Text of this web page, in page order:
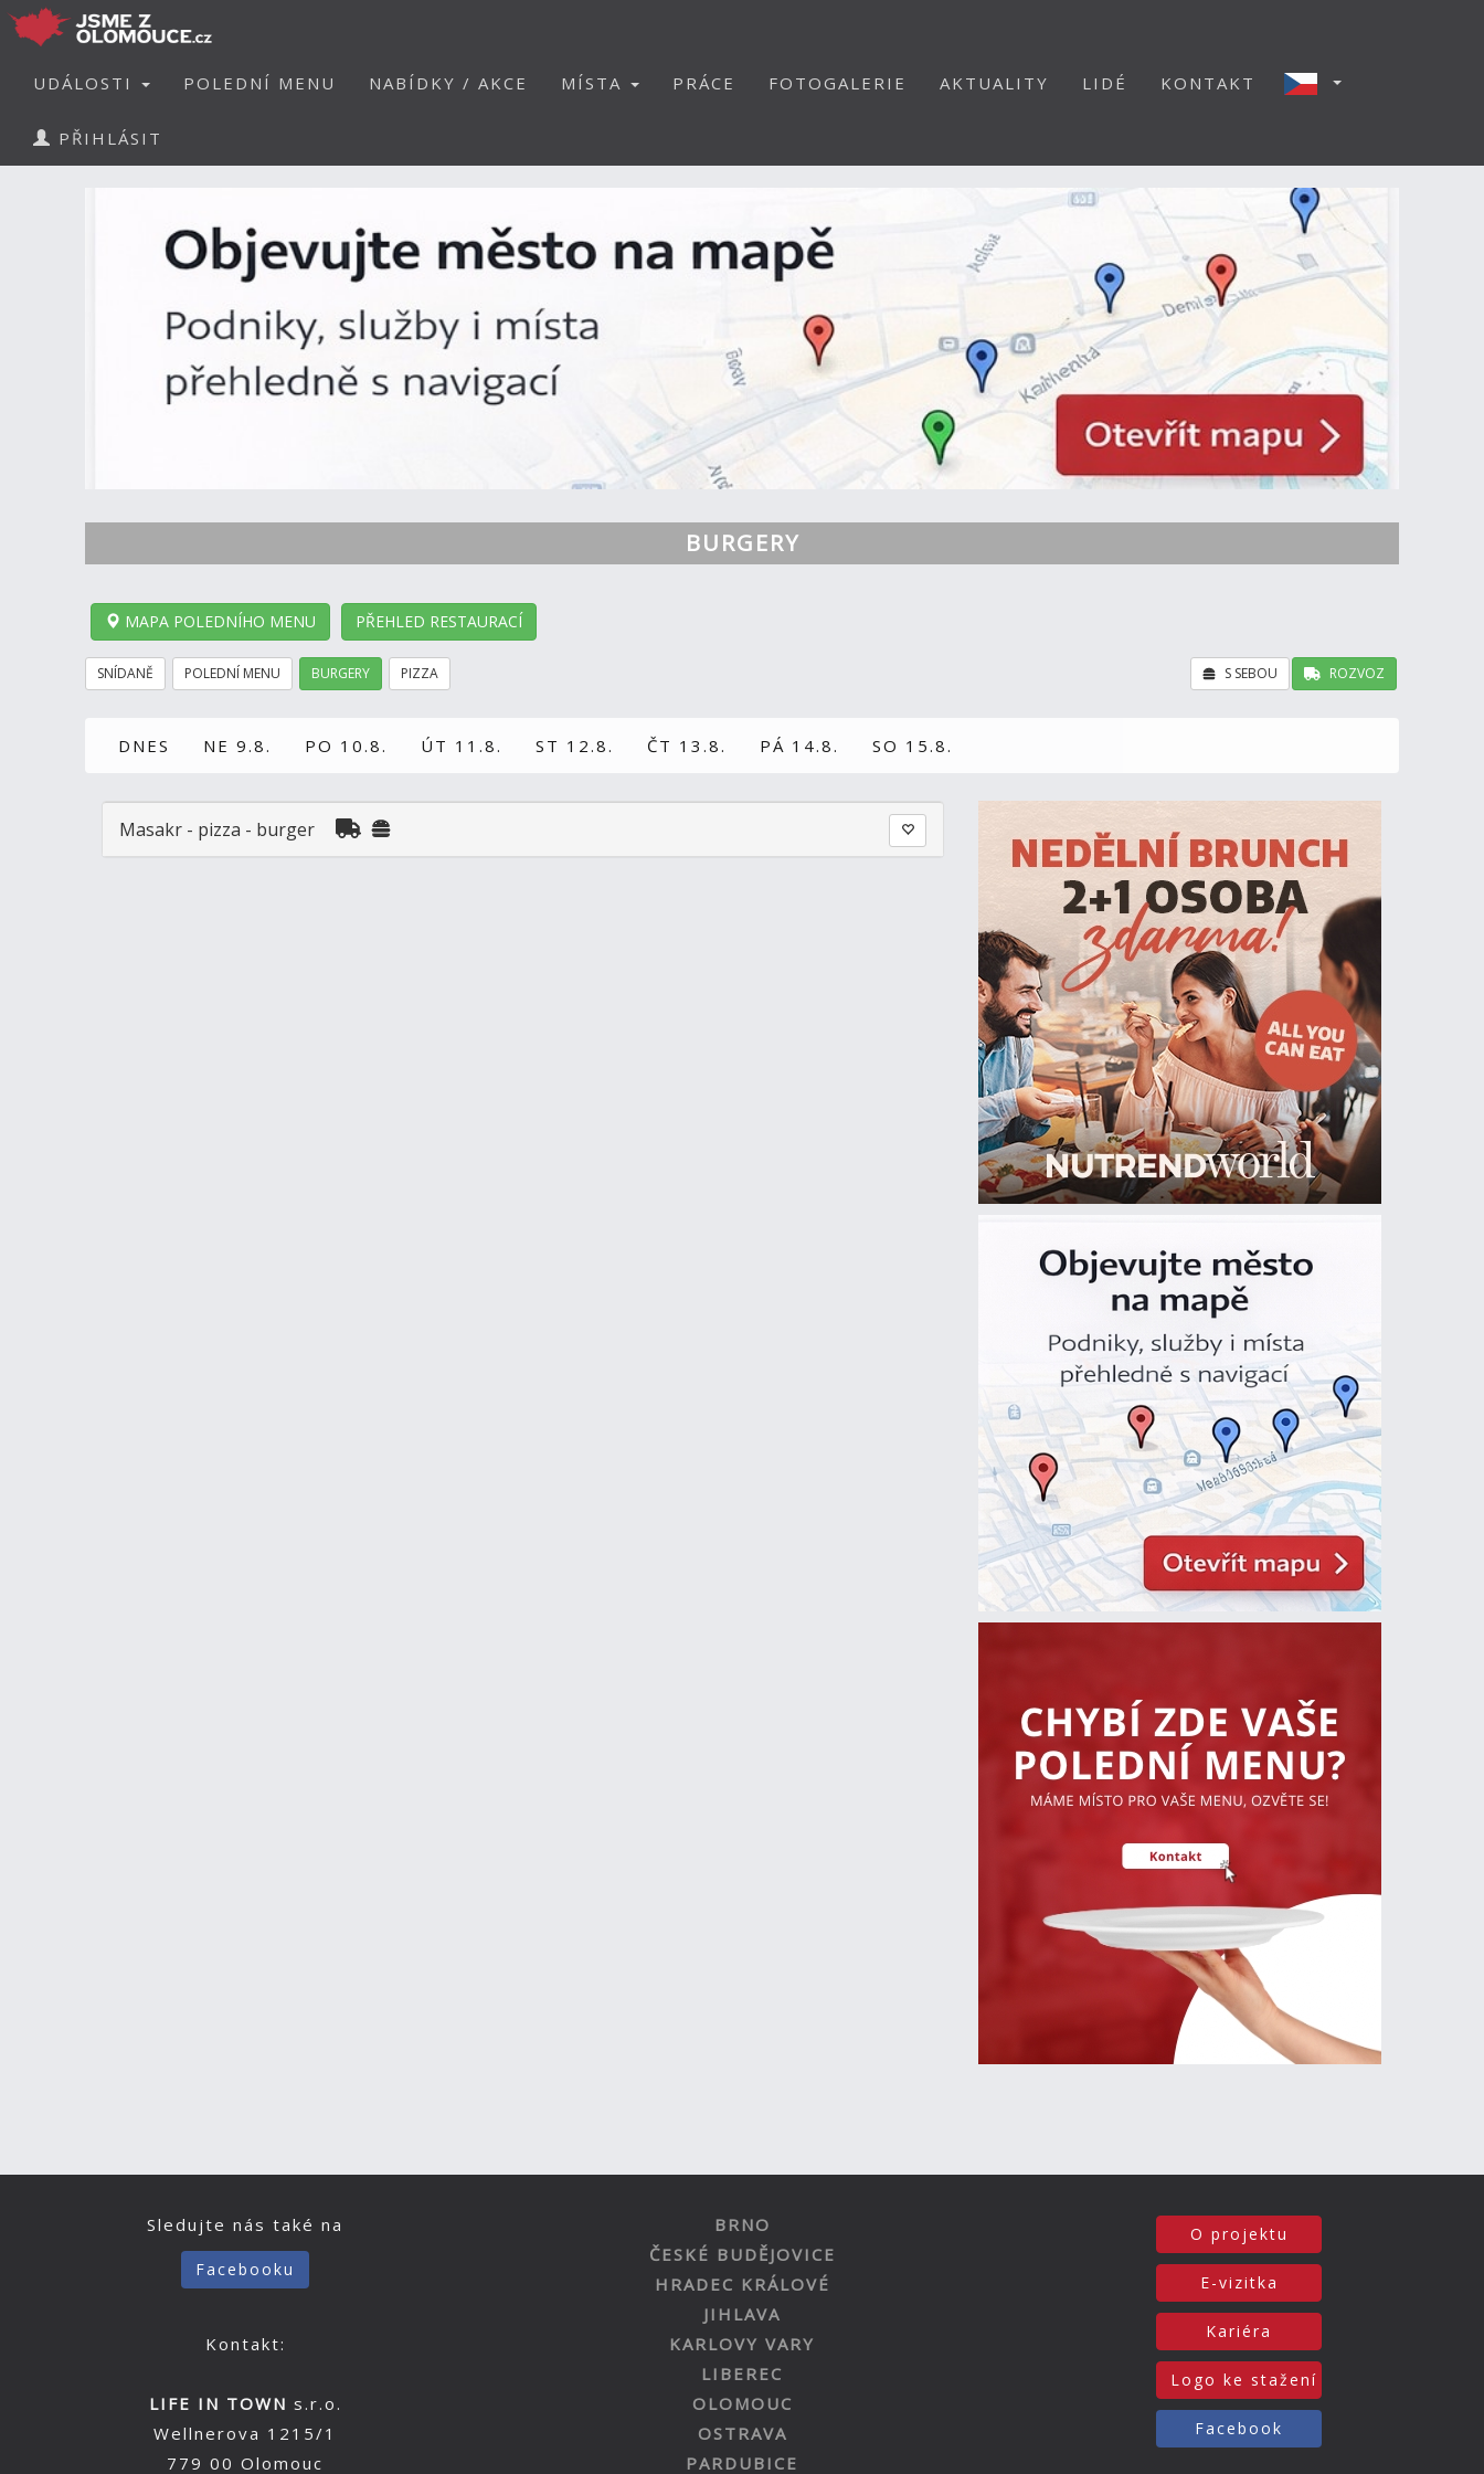
UDÁLOSTI POLEDNÍ MENU NABÍDKY / AKCE MÍSTA PRÁCE FOTOGALERIE AKTUALITY LIDÉ KONTAKT
PŘIHLÁSIT
BURGERY
MAPA POLEDNÍHO MENU PŘEHLED RESTAURACÍ
SNÍDANĚ POLEDNÍ MENU BURGERY PIZZA ROZVOZ
S SEBOU
DNES NE 9.8. PO 10.8. ÚT 11.8. ST 12.8. ČT 13.8. PÁ 14.8. SO 15.8.
Masakr - pizza - burger
Sledujte nás také na
Facebooku
Kontakt:
LIFE IN TOWN s.r.o.
Wellnerova 1215/1
779 00 Olomouc
BRNO
ČESKÉ BUDĚJOVICE
HRADEC KRÁLOVÉ
JIHLAVA
KARLOVY VARY
LIBEREC
OLOMOUC
OSTRAVA
PARDUBICE
O projektu
E-vizitka
Kariéra
Logo ke stažení
Facebook